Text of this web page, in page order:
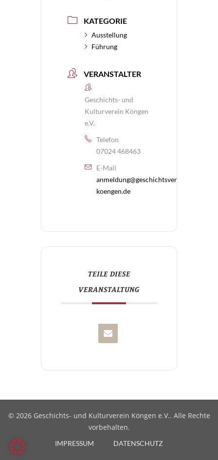
KATEGORIE
Ausstellung
Führung
VERANSTALTER
Geschichts- und
Kulturverein Köngen
e.V.
Telefon
07024 468463
E-Mail
anmeldung@geschichtsverein-
koengen.de
TEILE DIESE
VERANSTALTUNG
© 2026 Geschichts- und Kulturverein Köngen e.V.. Alle Rechte
vorbehalten.
IMPRESSUM DATENSCHUTZ